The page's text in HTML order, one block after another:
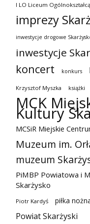
I LO Liceum
imprezy
inwestycje drogowe
inwestycje
koncert konkurs
Krzysztof Myszka książki
MCK
Kultury
MCSiR Miejskie
Muzeum im.
muzeum
PiMBP Powiatowa i
Skarżysko
Piotr Kardyś piłka
Powiat Skarżyski